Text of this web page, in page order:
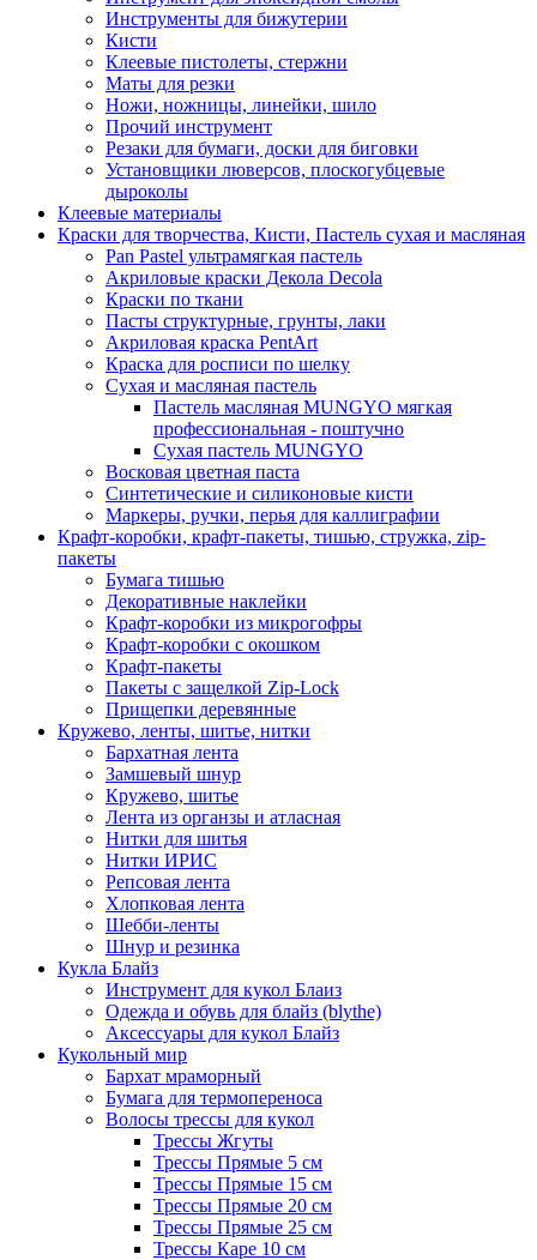
Инструменты для бижутерии
Кисти
Клеевые пистолеты, стержни
Маты для резки
Ножи, ножницы, линейки, шило
Прочий инструмент
Резаки для бумаги, доски для биговки
Установщики люверсов, плоскогубцевые
дыроколы
Клеевые материалы
Краски для творчества, Кисти, Пастель сухая и масляная
Pan Pastel ультрамягкая пастель
Акриловые краски Декола Decola
Краски по ткани
Пасты структурные, грунты, лаки
Акриловая краска PentArt
Краска для росписи по шелку
Cухая и масляная пастель
Пастель масляная MUNGYO мягкая
профессиональная - поштучно
Сухая пастель MUNGYO
Восковая цветная паста
Синтетические и силиконовые кисти
Маркеры, ручки, перья для каллиграфии
Крафт-коробки, крафт-пакеты, тишью, стружка, zip-
пакеты
Бумага тишью
Декоративные наклейки
Крафт-коробки из микрогофры
Крафт-коробки с окошком
Крафт-пакеты
Пакеты с защелкой Zip-Lock
Прищепки деревянные
Кружево, ленты, шитье, нитки
Бархатная лента
Замшевый шнур
Кружево, шитье
Лента из органзы и атласная
Нитки для шитья
Нитки ИРИС
Репсовая лента
Хлопковая лента
Шебби-ленты
Шнур и резинка
Кукла Блайз
Инструмент для кукол Блаиз
Одежда и обувь для блайз (blythe)
Аксессуары для кукол Блайз
Кукольный мир
Бархат мраморный
Бумага для термопереноса
Волосы трессы для кукол
Трессы Жгуты
Трессы Прямые 5 см
Трессы Прямые 15 см
Трессы Прямые 20 см
Трессы Прямые 25 см
Трессы Каре 10 см